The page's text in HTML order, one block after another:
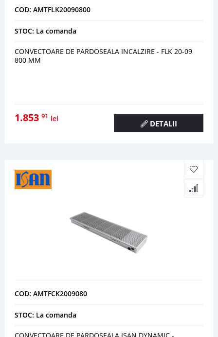
COD: AMTFLK20090800
STOC: La comanda
CONVECTOARE DE PARDOSEALA INCALZIRE - FLK 20-09
800 MM
1.853 91 lei
DETALII
COD: AMTFCK2009080
STOC: La comanda